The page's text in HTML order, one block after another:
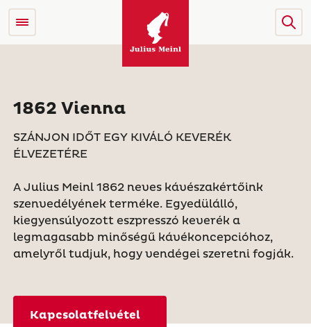
1862 Vienna
SZÁNJON IDŐT EGY KIVÁLÓ KEVERÉK
ÉLVEZETÉRE
A Julius Meinl 1862 neves kávészakértőink
szenvedélyének terméke. Egyedülálló,
kiegyensúlyozott eszpresszó keverék a
legmagasabb minőségű kávékoncepcióhoz,
amelyről tudjuk, hogy vendégei szeretni fogják.
Kapcsolatfelvétel